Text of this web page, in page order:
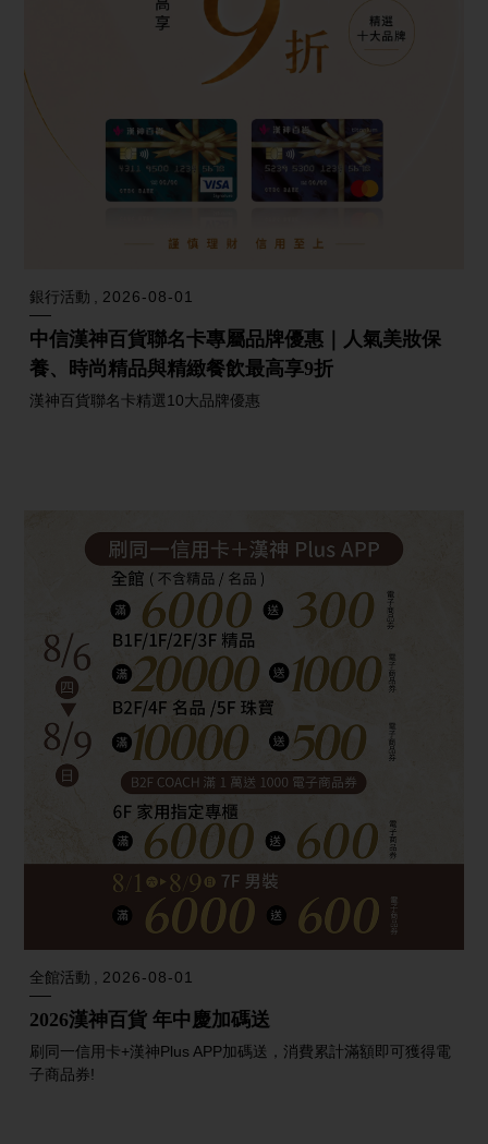
銀行活動 2026-08-01
中信漢神百貨聯名卡專屬品牌優惠｜人氣美妝保
養、時尚精品與精緻餐飲最高享9折
漢神百貨聯名卡精選10大品牌優惠
全館活動 2026-08-01
2026漢神百貨 年中慶加碼送
刷同一信用卡+漢神Plus APP加碼送，消費累計滿額即可獲得電
子商品券!